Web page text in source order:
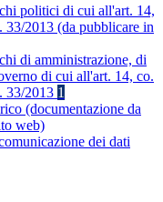
politici di cui all'art. 14,
33/2013 (da pubblicare in
di amministrazione, di
di cui all'art. 14, co.
33/2013 1
(documentazione da
web)
dei dati